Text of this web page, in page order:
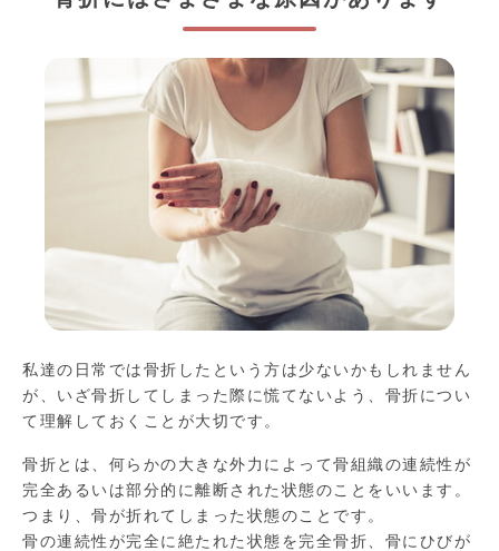
私達の日常では骨折したという方は少ないかもしれません
が、いざ骨折してしまった際に慌てないよう、骨折につい
て理解しておくことが大切です。
骨折とは、何らかの大きな外力によって骨組織の連続性が
完全あるいは部分的に離断された状態のことをいいます。
つまり、骨が折れてしまった状態のことです。
骨の連続性が完全に絶たれた状態を完全骨折、骨にひびが